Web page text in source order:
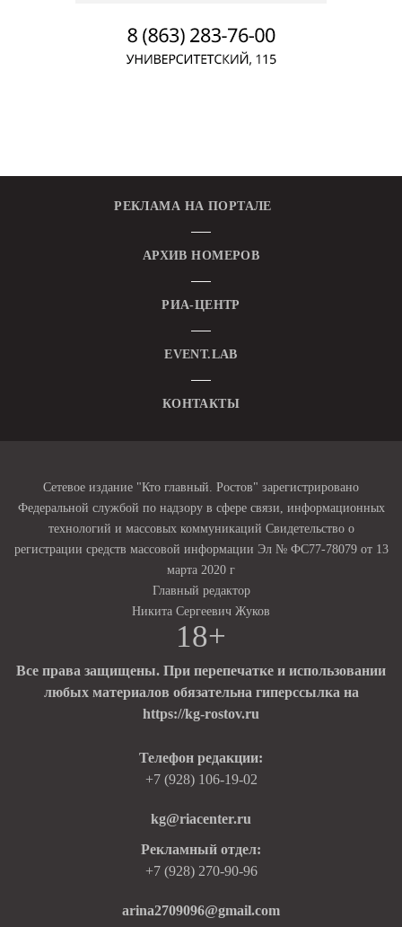
РЕКЛАМА НА ПОРТАЛЕ
АРХИВ НОМЕРОВ
РИА-ЦЕНТР
EVENT.LAB
КОНТАКТЫ
Сетевое издание "Кто главный. Ростов" зарегистрировано
Федеральной службой по надзору в сфере связи, информационных
технологий и массовых коммуникаций Свидетельство о
регистрации средств массовой информации Эл № ФС77-78079 от 13
марта 2020 г
Главный редактор
Никита Сергеевич Жуков
18+
Все права защищены. При перепечатке и использовании
любых материалов обязательна гиперссылка на
https://kg-rostov.ru
Телефон редакции:
+7 (928) 106-19-02
kg@riacenter.ru
Рекламный отдел:
+7 (928) 270-90-96
arina2709096@gmail.com